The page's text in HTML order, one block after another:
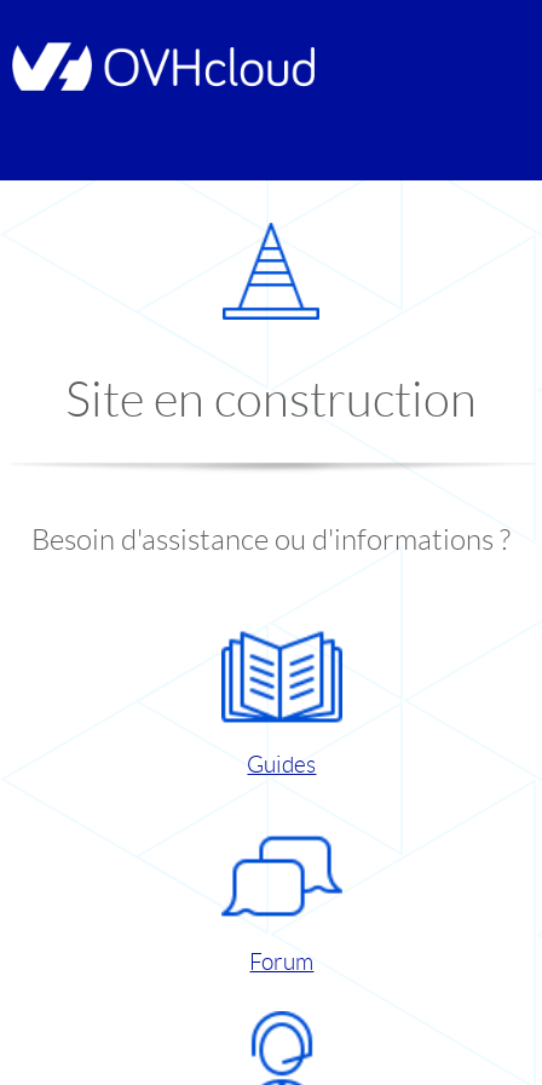
Site en construction
Besoin d'assistance ou d'informations ?
Guides
Forum